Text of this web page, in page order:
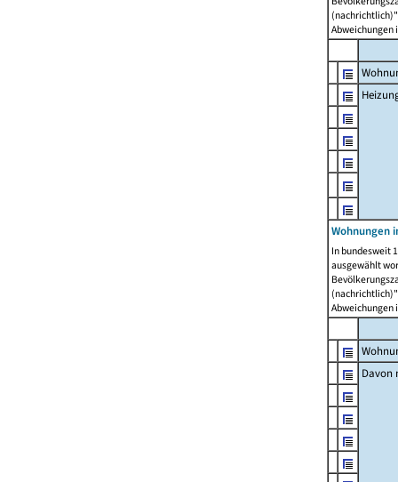
Abweichungen
Wohnungen
In bundesweit
ausgewählt
Abweichungen
Davon